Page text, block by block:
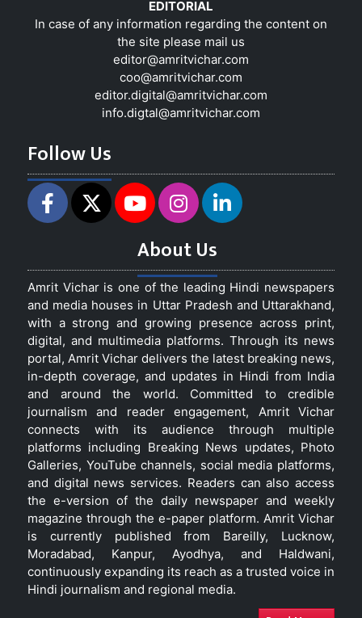
EDITORIAL
In case of any information regarding the content on
the site please mail us
editor@amritvichar.com
coo@amritvichar.com
editor.digital@amritvichar.com
info.digtal@amritvichar.com
Follow Us
About Us
Amrit Vichar is one of the leading Hindi newspapers
and media houses in Uttar Pradesh and Uttarakhand,
with a strong and growing presence across print,
digital, and multimedia platforms. Through its news
portal, Amrit Vichar delivers the latest breaking news,
in-depth coverage, and updates in Hindi from India
and around the world. Committed to credible
journalism and reader engagement, Amrit Vichar
connects with its audience through multiple
platforms including Breaking News updates, Photo
Galleries, YouTube channels, social media platforms,
and digital news services. Readers can also access
the e-version of the daily newspaper and weekly
magazine through the e-paper platform. Amrit Vichar
is currently published from Bareilly, Lucknow,
Moradabad, Kanpur, Ayodhya, and Haldwani,
continuously expanding its reach as a trusted voice in
Hindi journalism and regional media.